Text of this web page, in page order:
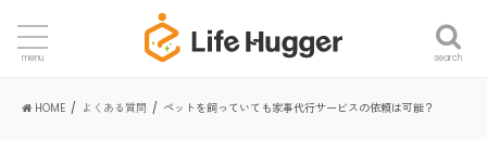
search
menu
HOME よくある質問 ペットを飼っていても家事代行サービスの依頼は可能？